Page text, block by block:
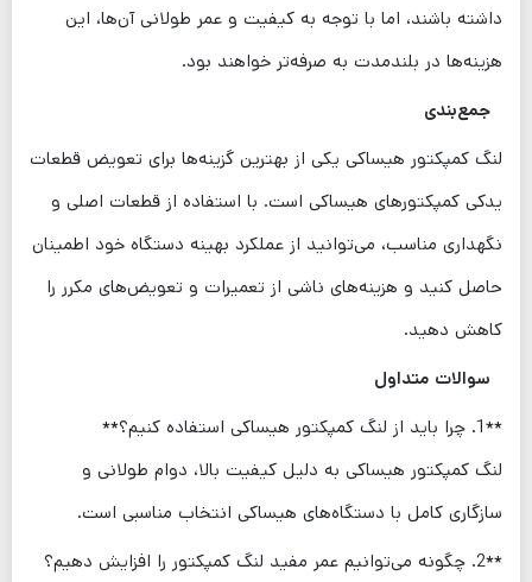
داشته باشند، اما با توجه به کیفیت و عمر طولانی آن‌ها، این
هزینه‌ها در بلندمدت به صرفه‌تر خواهند بود.
جمع‌بندی
لنگ کمپکتور هیساکی یکی از بهترین گزینه‌ها برای تعویض قطعات
یدکی کمپکتورهای هیساکی است. با استفاده از قطعات اصلی و
نگهداری مناسب، می‌توانید از عملکرد بهینه دستگاه خود اطمینان
حاصل کنید و هزینه‌های ناشی از تعمیرات و تعویض‌های مکرر را
کاهش دهید.
سوالات متداول
**1. چرا باید از لنگ کمپکتور هیساکی استفاده کنیم؟**
لنگ کمپکتور هیساکی به دلیل کیفیت بالا، دوام طولانی و
سازگاری کامل با دستگاه‌های هیساکی انتخاب مناسبی است.
**2. چگونه می‌توانیم عمر مفید لنگ کمپکتور را افزایش دهیم؟